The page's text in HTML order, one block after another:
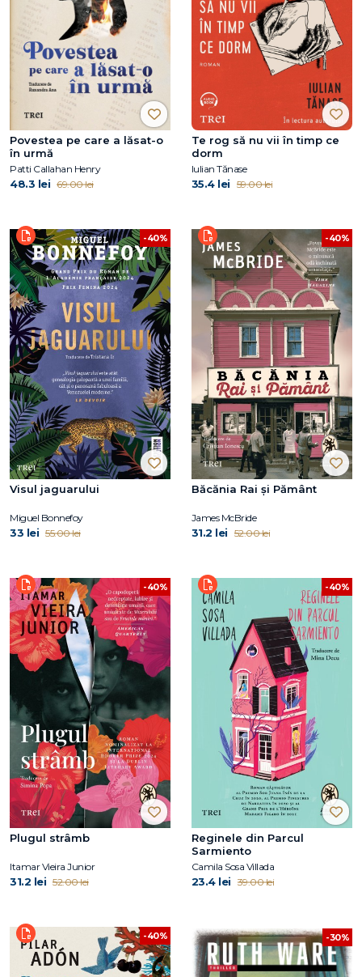
Povestea pe care a lăsat-o
în urmă
Patti Callahan Henry
48.3 lei 69.00 lei
Te rog să nu vii în timp ce
dorm
Iulian Tănase
35.4 lei 59.00 lei
-40%
Visul jaguarului
Miguel Bonnefoy
33 lei 55.00 lei
-40%
Băcănia Rai și Pământ
James McBride
31.2 lei 52.00 lei
-40%
Plugul strâmb
Itamar Vieira Junior
31.2 lei 52.00 lei
-40%
Reginele din Parcul
Sarmiento
Camila Sosa Villada
23.4 lei 39.00 lei
-40% -30%